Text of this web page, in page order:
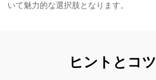
いて魅力的な選択肢となります。
ヒントとコツ